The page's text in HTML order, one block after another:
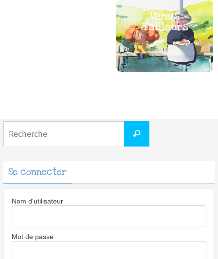
Venus
d’ailleurs
Recherche
Se connecter
Nom d'utilisateur
Mot de passe